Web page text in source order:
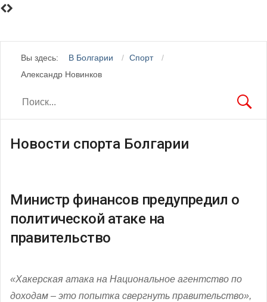
Вы здесь: В Болгарии
Спорт
Александр Новинков
Новости спорта Болгарии
Министр финансов предупредил о
политической атаке на
правительство
«Хакерская атака на Национальное агентство по
доходам – это попытка свергнуть правительство»,